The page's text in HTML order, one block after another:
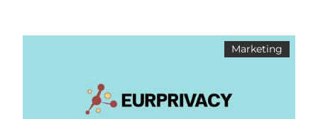
Marketing